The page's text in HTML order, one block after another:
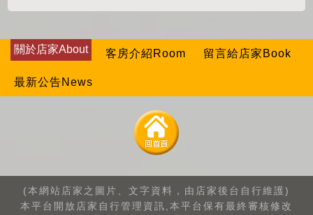
關於店家About 客房介紹Room 留言給店家Book
最新公告News
(本網站店家之圖片、文字資料，由店家後台自行維護)
本平台開放店家自行管理資訊,本平台保有最終審核修改